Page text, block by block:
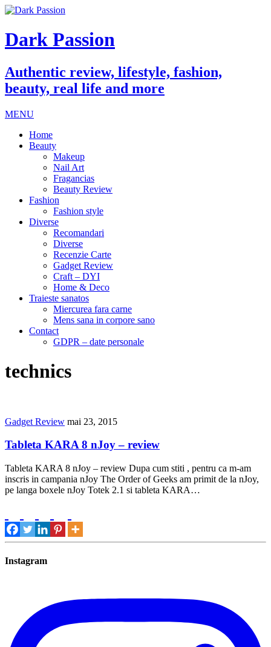
Dark Passion
Authentic review, lifestyle, fashion,
beauty, real life and more
MENU
Home
Beauty
Makeup
Nail Art
Fragancias
Beauty Review
Fashion
Fashion style
Diverse
Recomandari
Diverse
Recenzie Carte
Gadget Review
Craft – DYI
Home & Deco
Traieste sanatos
Miercurea fara carne
Mens sana in corpore sano
Contact
GDPR – date personale
technics
Gadget Review mai 23, 2015
Tableta KARA 8 nJoy – review
Tableta KARA 8 nJoy – review Dupa cum stiti , pentru ca m-am
inscris in campania nJoy The Order of Geeks am primit de la nJoy,
pe langa boxele nJoy Totek 2.1 si tableta KARA…
Instagram